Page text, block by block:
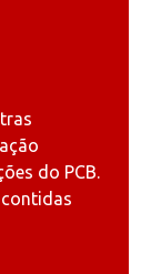
do PCB.